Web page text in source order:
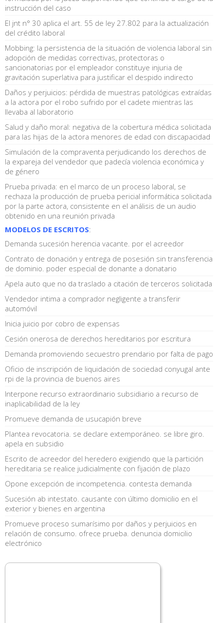
instrucción del caso
El jnt n° 30 aplica el art. 55 de ley 27.802 para la actualización
del crédito laboral
Mobbing: la persistencia de la situación de violencia laboral sin
adopción de medidas correctivas, protectoras o
sancionatorias por el empleador constituye injuria de
gravitación superlativa para justificar el despido indirecto
Daños y perjuicios: pérdida de muestras patológicas extraídas
a la actora por el robo sufrido por el cadete mientras las
llevaba al laboratorio
Salud y daño moral: negativa de la cobertura médica solicitada
para las hijas de la actora menores de edad con discapacidad
Simulación de la compraventa perjudicando los derechos de
la expareja del vendedor que padecía violencia económica y
de género
Prueba privada: en el marco de un proceso laboral, se
rechaza la producción de prueba pericial informática solicitada
por la parte actora, consistente en el análisis de un audio
obtenido en una reunión privada
MODELOS DE ESCRITOS:
Demanda sucesión herencia vacante. por el acreedor
Contrato de donación y entrega de posesión sin transferencia
de dominio. poder especial de donante a donatario
Apela auto que no da traslado a citación de terceros solicitada
Vendedor intima a comprador negligente a transferir
automóvil
Inicia juicio por cobro de expensas
Cesión onerosa de derechos hereditarios por escritura
Demanda promoviendo secuestro prendario por falta de pago
Oficio de inscripción de liquidación de sociedad conyugal ante
rpi de la provincia de buenos aires
Interpone recurso extraordinario subsidiario a recurso de
inaplicabilidad de la ley
Promueve demanda de usucapión breve
Plantea revocatoria. se declare extemporáneo. se libre giro.
apela en subsidio
Escrito de acreedor del heredero exigiendo que la partición
hereditaria se realice judicialmente con fijación de plazo
Opone excepción de incompetencia. contesta demanda
Sucesión ab intestato. causante con último domicilio en el
exterior y bienes en argentina
Promueve proceso sumarísimo por daños y perjuicios en
relación de consumo. ofrece prueba. denuncia domicilio
electrónico